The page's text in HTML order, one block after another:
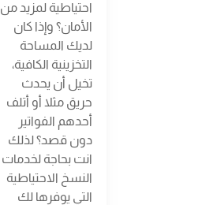
احتياطية لمزيد من
الأمان؟ وإذا كان
لديك المساحة
التخزينية الكافية،
تخيل أن يحدث
حريق مثلا أو أتلف
أحدهم الفواتير
دون قصد؟ لذلك
انت بحاجة لخدمات
النسخ الاحتياطية
التي يوفرها لك